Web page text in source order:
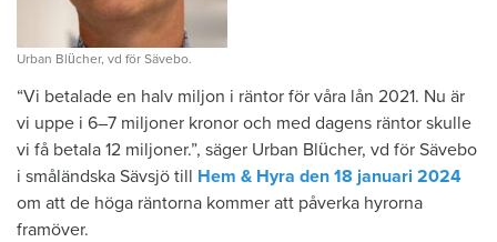
Urban Blücher, vd för Sävebo.
“Vi betalade en halv miljon i räntor för våra lån 2021. Nu är
vi uppe i 6–7 miljoner kronor och med dagens räntor skulle
vi få betala 12 miljoner.”, säger Urban Blücher, vd för Sävebo
i småländska Sävsjö till Hem & Hyra den 18 januari 2024
om att de höga räntorna kommer att påverka hyrorna
framöver.